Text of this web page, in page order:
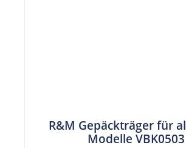
R&M Gepäckträger für
Modelle VBK0503